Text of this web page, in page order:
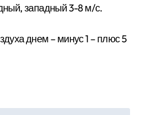
западный 3-8 м/с.
днем – минус 1 – плюс 5